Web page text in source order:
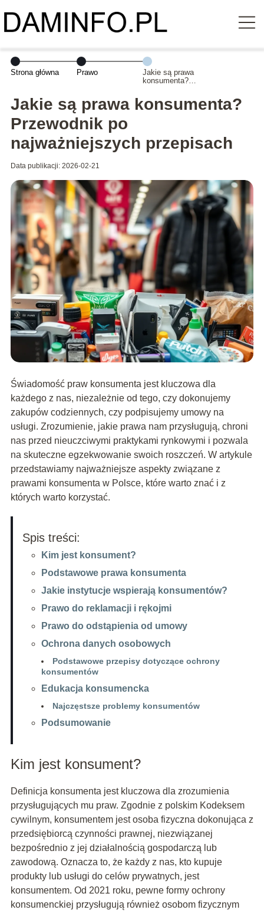
Strona główna Prawo
Jakie są prawa
konsumenta?
przepisach
Jakie są prawa konsumenta?
Przewodnik po
najważniejszych przepisach
Data publikacji: 2026-02-21
Świadomość praw konsumenta jest kluczowa dla
każdego z nas, niezależnie od tego, czy dokonujemy
zakupów codziennych, czy podpisujemy umowy na
usługi. Zrozumienie, jakie prawa nam przysługują, chroni
nas przed nieuczciwymi praktykami rynkowymi i pozwala
na skuteczne egzekwowanie swoich roszczeń. W artykule
przedstawiamy najważniejsze aspekty związane z
prawami konsumenta w Polsce, które warto znać i z
których warto korzystać.
Spis treści:
Kim jest konsument?
Podstawowe prawa konsumenta
Jakie instytucje wspierają konsumentów?
Prawo do reklamacji i rękojmi
Prawo do odstąpienia od umowy
Ochrona danych osobowych
Podstawowe przepisy dotyczące ochrony
konsumentów
Edukacja konsumencka
Najczęstsze problemy konsumentów
Podsumowanie
Kim jest konsument?
Definicja konsumenta jest kluczowa dla zrozumienia
przysługujących mu praw. Zgodnie z polskim Kodeksem
cywilnym, konsumentem jest osoba fizyczna dokonująca z
przedsiębiorcą czynności prawnej, niezwiązanej
bezpośrednio z jej działalnością gospodarczą lub
zawodową. Oznacza to, że każdy z nas, kto kupuje
produkty lub usługi do celów prywatnych, jest
konsumentem. Od 2021 roku, pewne formy ochrony
konsumenckiej przysługują również osobom fizycznym